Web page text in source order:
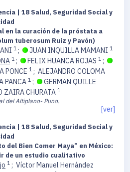
| 18 Salud, Seguridad Social y
en la curación de la próstata a
tuberosum Ruiz y Pavón)
1 ; JUAN INQUILLA MAMANI 1
1 ; FELIX HUANCA ROJAS 1 ;
PONCE 1 ; ALEJANDRO COLOMA
PANCA 1 ;
GERMAN QUILLE
ZAIRA CHURATA 1
del Altiplano- Puno.
[ver]
| 18 Salud, Seguridad Social y
del Bien Comer Maya” en México:
de un estudio cualitativo
1 ; Víctor Manuel Hernández